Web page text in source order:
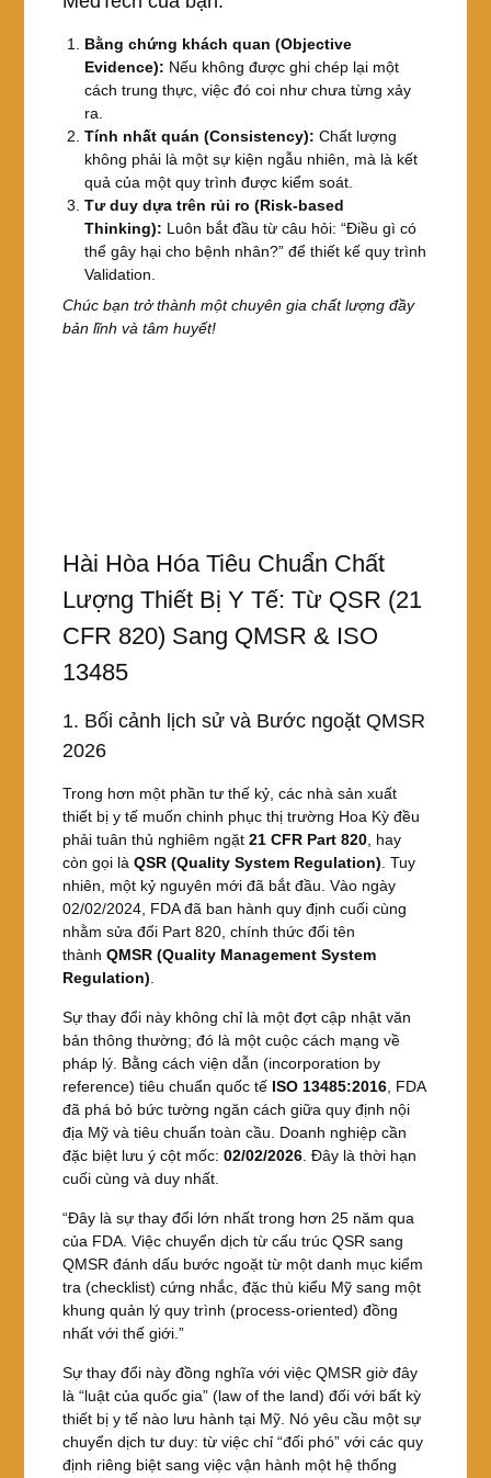
Bằng chứng khách quan (Objective
Evidence): Nếu không được ghi chép lại một
cách trung thực, việc đó coi như chưa từng xảy
ra.
Tính nhất quán (Consistency): Chất lượng
không phải là một sự kiện ngẫu nhiên, mà là kết
quả của một quy trình được kiểm soát.
Tư duy dựa trên rủi ro (Risk-based
Thinking): Luôn bắt đầu từ câu hỏi: “Điều gì có
thể gây hại cho bệnh nhân?” để thiết kế quy trình
Validation.
Chúc bạn trở thành một chuyên gia chất lượng đầy
bản lĩnh và tâm huyết!
Hài Hòa Hóa Tiêu Chuẩn Chất
Lượng Thiết Bị Y Tế: Từ QSR (21
CFR 820) Sang QMSR & ISO
13485
1. Bối cảnh lịch sử và Bước ngoặt QMSR
2026
Trong hơn một phần tư thế kỷ, các nhà sản xuất
thiết bị y tế muốn chinh phục thị trường Hoa Kỳ đều
phải tuân thủ nghiêm ngặt 21 CFR Part 820, hay
còn gọi là QSR (Quality System Regulation) . Tuy
nhiên, một kỷ nguyên mới đã bắt đầu. Vào ngày
02/02/2024, FDA đã ban hành quy định cuối cùng
nhằm sửa đổi Part 820, chính thức đổi tên
thành QMSR (Quality Management System
Regulation)
Sự thay đổi này không chỉ là một đợt cập nhật văn
bản thông thường; đó là một cuộc cách mạng về
pháp lý. Bằng cách viện dẫn (incorporation by
reference) tiêu chuẩn quốc tế ISO 13485:2016, FDA
đã phá bỏ bức tường ngăn cách giữa quy định nội
địa Mỹ và tiêu chuẩn toàn cầu. Doanh nghiệp cần
đặc biệt lưu ý cột mốc: 02/02/2026. Đây là thời hạn
cuối cùng và duy nhất.
“Đây là sự thay đổi lớn nhất trong hơn 25 năm qua
của FDA. Việc chuyển dịch từ cấu trúc QSR sang
QMSR đánh dấu bước ngoặt từ một danh mục kiểm
tra (checklist) cứng nhắc, đặc thù kiểu Mỹ sang một
khung quản lý quy trình (process-oriented) đồng
nhất với thế giới.”
Sự thay đổi này đồng nghĩa với việc QMSR giờ đây
là “luật của quốc gia” (law of the land) đối với bất kỳ
thiết bị y tế nào lưu hành tại Mỹ. Nó yêu cầu một sự
chuyển dịch tư duy: từ việc chỉ “đối phó” với các quy
định riêng biệt sang việc vận hành một hệ thống